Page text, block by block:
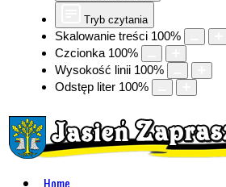
Tryb czytania
Skalowanie treści 100%
Czcionka 100%
Wysokość linii 100%
Odstęp liter 100%
Home